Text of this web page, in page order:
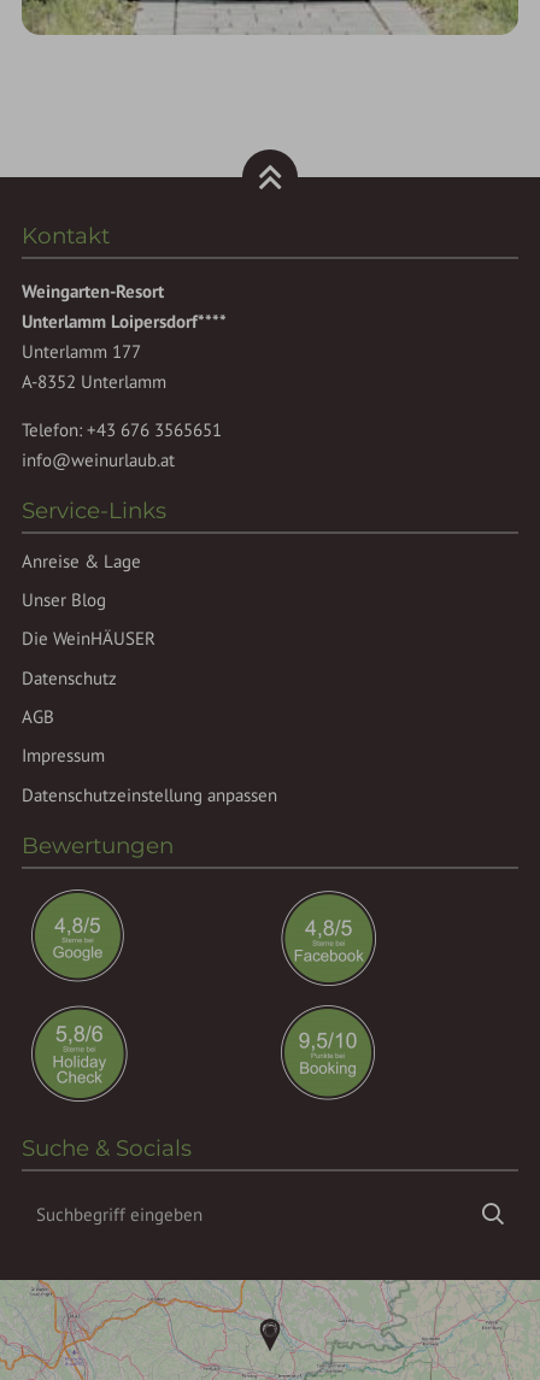
Kontakt
Weingarten-Resort
Unterlamm Loipersdorf****
Unterlamm 177
A-8352 Unterlamm
Telefon:+43 676 3565651
info@weinurlaub.at
Service-Links
Anreise & Lage
Unser Blog
Die WeinHÄUSER
Datenschutz
AGB
Impressum
Datenschutzeinstellung anpassen
Bewertungen
Suche & Socials
Suchbegriff